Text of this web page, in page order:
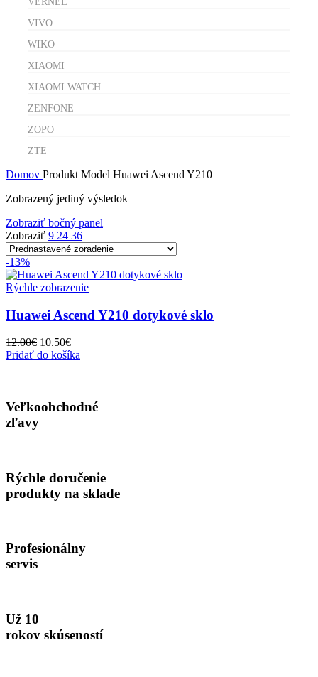
VIVO
WIKO
XIAOMI
XIAOMI WATCH
ZENFONE
ZOPO
ZTE
Domov Produkt Model Huawei Ascend Y210
Zobrazený jediný výsledok
Zobraziť bočný panel
Zobraziť 9 24 36
-13%
Rýchle zobrazenie
Huawei Ascend Y210 dotykové sklo
12.00€ Pôvodná
cena
10.50€Aktuálna
cena
Pridať do košíka
Veľkoobchodné
zľavy
Rýchle doručenie
produkty na sklade
Profesionálny
servis
Už 10
rokov skúseností